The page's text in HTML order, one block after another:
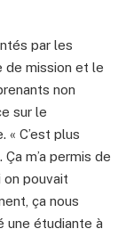
par les
de mission et le
non
sur le
« C’est plus
m’a permis de
on pouvait
ça nous
une étudiante à